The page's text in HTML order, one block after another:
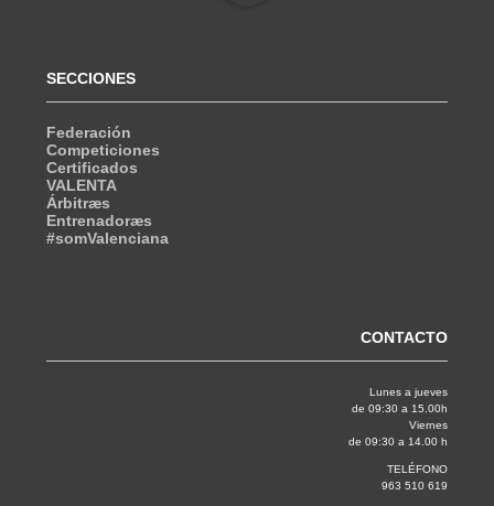
SECCIONES
Federación
Competiciones
Certificados
VALENTA
Árbitræs
Entrenadoræs
#somValenciana
CONTACTO
Lunes a jueves
de 09:30 a 15.00h
Viernes
de 09:30 a 14.00 h
TELÉFONO
963 510 619